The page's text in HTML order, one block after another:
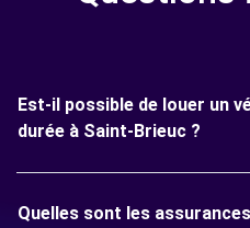
Est-il possible de louer un
durée à Saint-Brieuc ?
Quelles sont les